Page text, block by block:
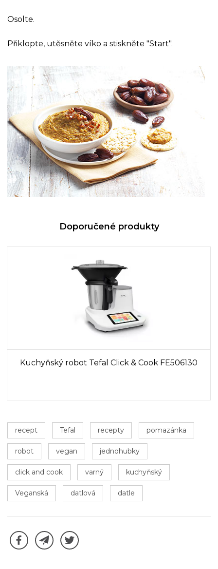
Osolte.
Přiklopte, utěsněte víko a stiskněte "Start".
Doporučené produkty
Kuchyňský robot Tefal Click & Cook FE506130
recept Tefal recepty pomazánka
robot vegan jednohubky
click and cook varný kuchyňský
Veganská datlová datle